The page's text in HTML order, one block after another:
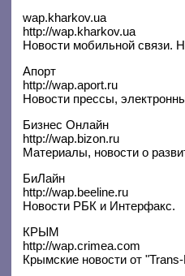
wap.kharkov.ua
http://wap.kharkov.ua
Новости мобильной связи.
Апорт
http://wap.aport.ru
Новости прессы,
Бизнес Онлайн
http://wap.bizon.ru
Материалы, новости о
БиЛайн
http://wap.beeline.ru
Новости РБК и Интерфакс.
КРЫМ
http://wap.crimea.com
Крымские новости от